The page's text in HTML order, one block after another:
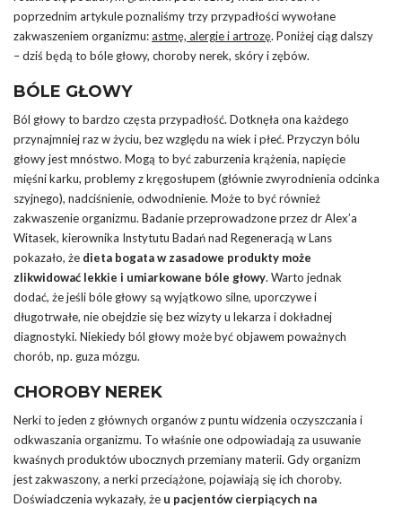
poprzednim artykule poznaliśmy trzy przypadłości wywołane
zakwaszeniem organizmu:astmę, alergie i artrozę. Poniżej ciąg dalszy
– dziś będą to bóle głowy, choroby nerek, skóry i zębów.
BÓLE GŁOWY
Ból głowy to bardzo częsta przypadłość. Dotknęła ona każdego
przynajmniej raz w życiu, bez względu na wiek i płeć. Przyczyn bólu
głowy jest mnóstwo. Mogą to być zaburzenia krążenia, napięcie
mięśni karku, problemy z kręgosłupem (głównie zwyrodnienia odcinka
szyjnego), nadciśnienie, odwodnienie. Może to być również
zakwaszenie organizmu. Badanie przeprowadzone przez dr Alex’a
Witasek, kierownika Instytutu Badań nad Regeneracją w Lans
pokazało, że dieta bogata w zasadowe produkty może
zlikwidować lekkie i umiarkowane bóle głowy. Warto jednak
dodać, że jeśli bóle głowy są wyjątkowo silne, uporczywe i
długotrwałe, nie obejdzie się bez wizyty u lekarza i dokładnej
diagnostyki. Niekiedy ból głowy może być objawem poważnych
chorób, np. guza mózgu.
CHOROBY NEREK
Nerki to jeden z głównych organów z puntu widzenia oczyszczania i
odkwaszania organizmu. To właśnie one odpowiadają za usuwanie
kwaśnych produktów ubocznych przemiany materii. Gdy organizm
jest zakwaszony, a nerki przeciążone, pojawiają się ich choroby.
Doświadczenia wykazały, że u pacjentów cierpiących na